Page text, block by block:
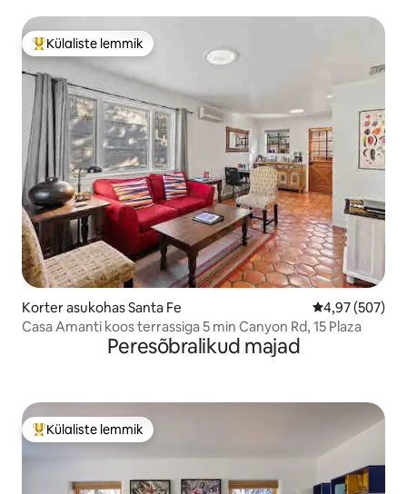
Külaliste suur lemmik
Külaliste lemmik
Korter asukohas Santa Fe Keskmine
4,97 (507)
Casa Amanti koos terrassiga 5 min Canyon Rd, 15 Plaza
Peresõbralikud majad
Külaliste suur lemmik
Külaliste lemmik